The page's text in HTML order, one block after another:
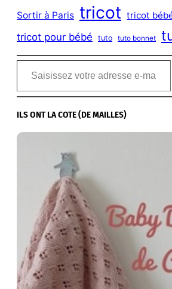
Sortir à Paris tricot tricot
tricot pour bébé tuto tuto bonnet
Saisissez votre adresse e-mail…
ILS ONT LA COTE (DE MAILLES)